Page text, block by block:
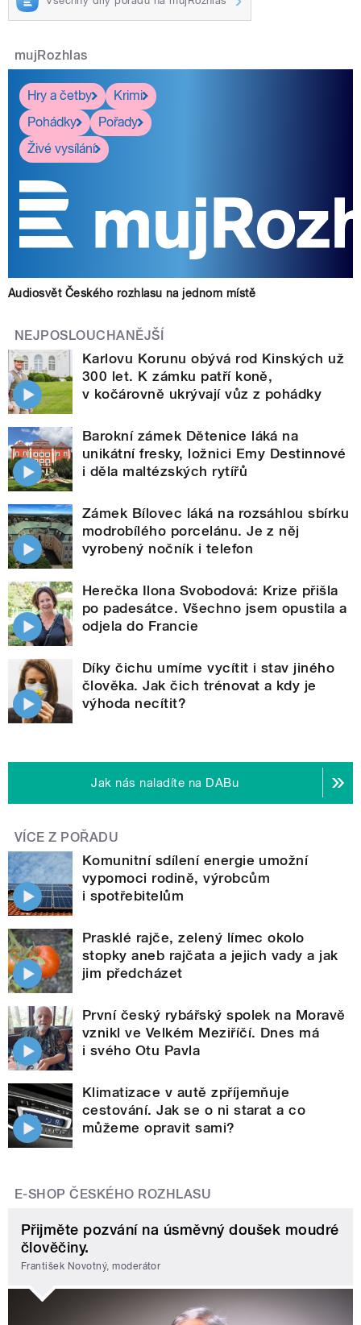
mujRozhlas
Hry a četby
Krimi
Pohádky
Pořady
Živé vysílání
Audiosvět Českého rozhlasu na jednom místě
NEJPOSLOUCHANĚJŠÍ
Karlovu Korunu obývá rod Kinských už
300 let. K zámku patří koně,
v kočárovně ukrývají vůz z pohádky
Barokní zámek Dětenice láká na
unikátní fresky, ložnici Emy Destinnové
i děla maltézských rytířů
Zámek Bílovec láká na rozsáhlou sbírku
modrobílého porcelánu. Je z něj
vyrobený nočník i telefon
Herečka Ilona Svobodová: Krize přišla
po padesátce. Všechno jsem opustila a
odjela do Francie
Díky čichu umíme vycítit i stav jiného
člověka. Jak čich trénovat a kdy je
výhoda necítit?
Jak nás naladíte na DABu
VÍCE Z POŘADU
Komunitní sdílení energie umožní
vypomoci rodině, výrobcům
i spotřebitelům
Prasklé rajče, zelený límec okolo
stopky aneb rajčata a jejich vady a jak
jim předcházet
První český rybářský spolek na Moravě
vznikl ve Velkém Meziříčí. Dnes má
i svého Otu Pavla
Klimatizace v autě zpříjemňuje
cestování. Jak se o ni starat a co
můžeme opravit sami?
E-SHOP ČESKÉHO ROZHLASU
Přijměte pozvání na úsměvný doušek moudré
člověčiny.
František Novotný, moderátor